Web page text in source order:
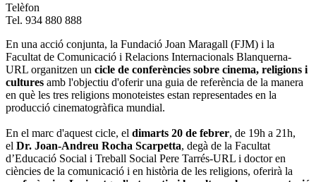
Telèfon
Tel. 934 880 888
En una acció conjunta, la Fundació Joan Maragall (FJM) i la
Facultat de Comunicació i Relacions Internacionals Blanquerna-
URL organitzen un cicle de conferències sobre cinema, religions i
cultures amb l'objectiu d'oferir una guia de referència de la manera
en què les tres religions monoteistes estan representades en la
producció cinematogràfica mundial.
En el marc d'aquest cicle, el dimarts 20 de febrer, de 19h a 21h,
el Dr. Joan-Andreu Rocha Scarpetta, degà de la Facultat
d’Educació Social i Treball Social Pere Tarrés-URL i doctor en
ciències de la comunicació i en història de les religions, oferirà la